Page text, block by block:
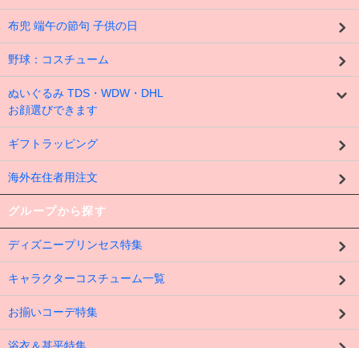
布兜 端午の節句 子供の日
野球：コスチューム
ぬいぐるみ TDS・WDW・DHL
お顔選びできます
ギフトラッピング
海外在住者用注文
グループから探す
ディズニープリンセス特集
キャラクターコスチューム一覧
お揃いコーデ特集